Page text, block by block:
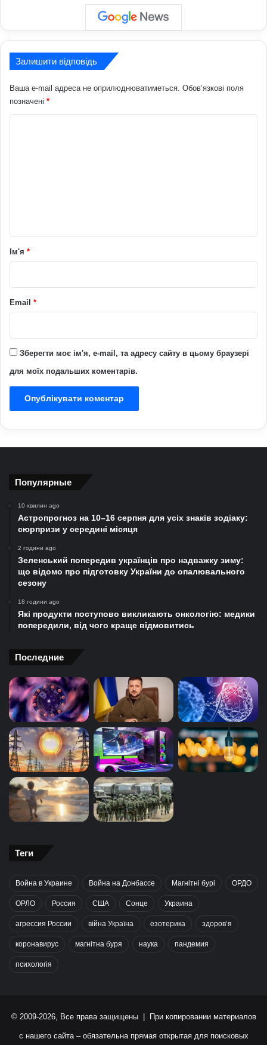
Залишити відповідь
Ваша e-mail адреса не оприлюднюватиметься. Обов’язкові поля
позначені *
рІм'я *
Email *
Зберегти моє ім'я, e-mail, та адресу сайту в цьому браузері
для моїх подальших коментарів.
Популярные
10 хвилин ago
Астропрогноз на 10–16 серпня для усіх знаків зодіаку:
сюрпризи у середині місяця
2 години ago
Зеленський попередив українців про надважку зиму:
що відомо про підготовку України до опалювального
сезону
18 години ago
Які продукти поступово викликають онкологію: медики
попередили, від чого краще відмовитись
Последние
Теги
Война в Украине Война на Донбассе Магнітні бурі ОРДО
ОРЛО Россия США Сонце Украина
агрессия России війна Україна езотерика здоров’я
коронавирус магнітна буря наука пандемия
психологія
© 2009-2026, Все права защищены | При копировании материалов
с нашего сайта – обязательна прямая открытая для поисковых